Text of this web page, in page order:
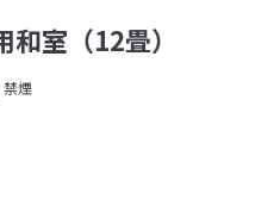
室（12畳）
禁煙